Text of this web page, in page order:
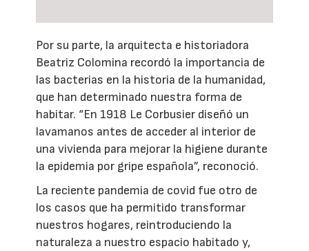
Por su parte, la arquitecta e historiadora
Beatriz Colomina recordó la importancia de
las bacterias en la historia de la humanidad,
que han determinado nuestra forma de
habitar. “En 1918 Le Corbusier diseñó un
lavamanos antes de acceder al interior de
una vivienda para mejorar la higiene durante
la epidemia por gripe española”, reconoció.
La reciente pandemia de covid fue otro de
los casos que ha permitido transformar
nuestros hogares, reintroduciendo la
naturaleza a nuestro espacio habitado y,